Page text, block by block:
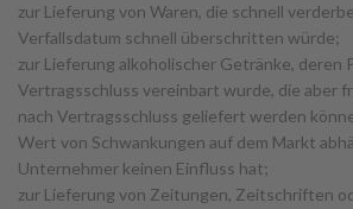
zur Lieferung von Waren, die schnell
Verfallsdatum schnell überschritten würde;
zur Lieferung alkoholischer Getränke, deren
Vertragsschluss vereinbart wurde, die aber
nach Vertragsschluss geliefert werden
Wert von Schwankungen auf dem Markt
Unternehmer keinen Einfluss hat;
zur Lieferung von Zeitungen, Zeitschriften